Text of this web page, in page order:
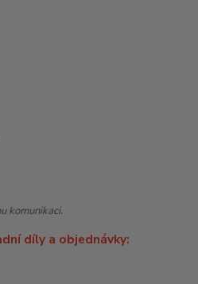
komunikaci.
díly a objednávky: